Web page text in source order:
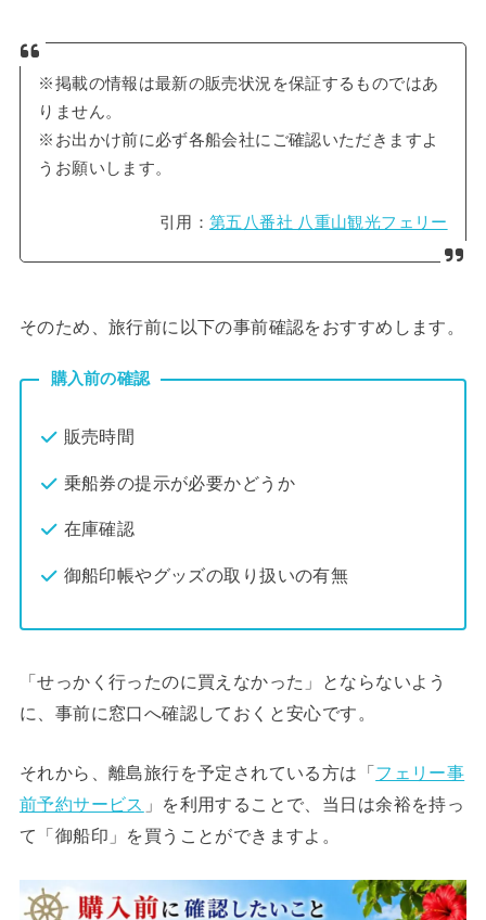
※掲載の情報は最新の販売状況を保証するものではあ
りません。
※お出かけ前に必ず各船会社にご確認いただきますよ
うお願いします。
引用：第五八番社 八重山観光フェリー
そのため、旅行前に以下の事前確認をおすすめします。
購入前の確認
販売時間
乗船券の提示が必要かどうか
在庫確認
御船印帳やグッズの取り扱いの有無
「せっかく行ったのに買えなかった」とならないよう
に、事前に窓口へ確認しておくと安心です。
それから、離島旅行を予定されている方は「フェリー事
前予約サービス 」を利用することで、当日は余裕を持っ
て「御船印」を買うことができますよ。